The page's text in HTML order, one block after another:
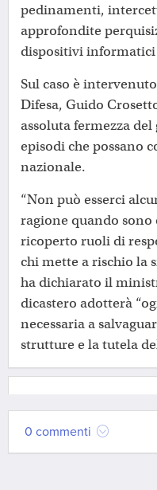
pedinamenti,
approfondite
dispositivi
Sul caso è
Difesa, Guido
assoluta fermezza
episodi che possano
nazionale.
“Non può esserci
ragione quando
ricoperto ruoli di
chi mette a rischio la
ha dichiarato il
dicastero adotterà
necessaria a
strutture e la tutela
0 commenti